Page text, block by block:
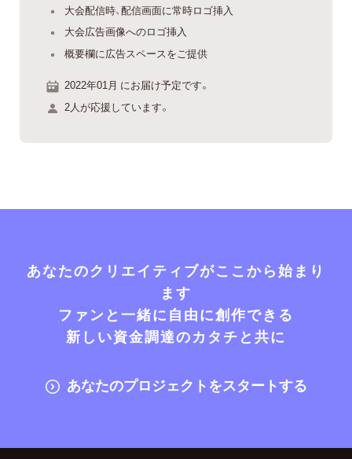
大会配信時、配信画面に常時ロゴ挿入
大会広告画像へのロゴ挿入
概要欄に広告スペースをご提供
2022年01月 にお届け予定です。
2人が応援しています。
あなたのクリエイティブがここから始まり
ます
ファンと一緒に自由に創作できる
新しい資金調達のカタチと共に
あなたのプロジェクトをスタートする